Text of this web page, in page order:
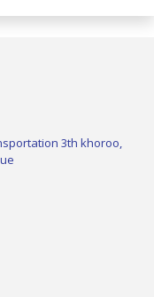
3th khoroo,